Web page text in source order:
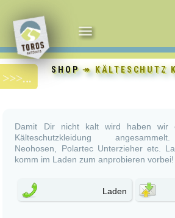
NAVIGATION
UMSCHALTEN
SHOP↠ KÄLTESCHUTZ
Damit Dir nicht kalt wird haben wir
Kälteschutzkleidung
Neohosen, Polartec Unterzieher etc.
komm im Laden zum anprobieren vorbei!
Laden